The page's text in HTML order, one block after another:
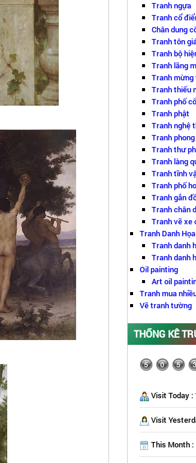
Tranh ngựa
Tranh cổ
Chân dung
Tranh tôn
Tranh bộ
Tranh lãng
Tranh mừng
Tranh thiếu
Tranh phố cổ
Tranh phật
Tranh nghệ
Tranh
Tranh thư
Tranh làng
Tranh tĩnh
Tranh phố
Tranh gắn
Tranh chân
Tranh vẽ xe
Tranh Danh Họa
Tranh danh
Tranh danh
Oil painting
Art oil
Tranh mua
Vẽ tranh tường
THỐNG KÊ
Visit Today :
Visit
This Month :